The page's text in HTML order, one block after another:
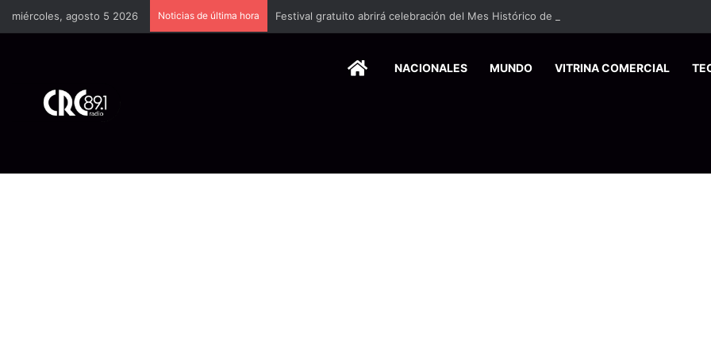
miércoles, agosto 5 2026 Noticias de última hora Festival gratuito abrirá celebración del Mes Histórico de la Afrodescendencia este
HOMENACIONALES MUNDO VITRINA COMERCIAL